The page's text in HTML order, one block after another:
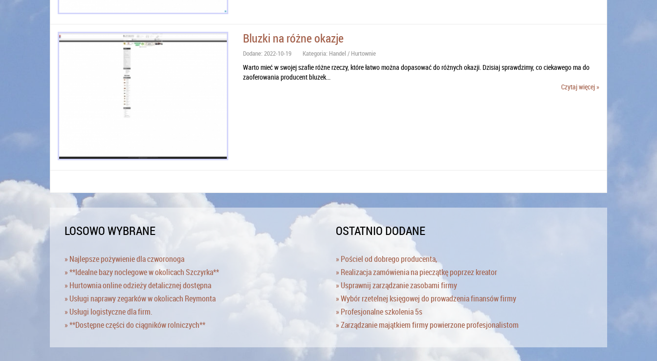
Bluzki na różne okazje
Dodane: 2022-10-19 Kategoria: Handel / Hurtownie
Warto mieć w swojej szafie różne rzeczy, które łatwo można dopasować do różnych okazji. Dzisiaj sprawdzimy, co ciekawego ma do
zaoferowania producent bluzek...
Czytaj więcej »
LOSOWO WYBRANE
» Najlepsze pożywienie dla czworonoga
» **Idealne bazy noclegowe w okolicach Szczyrka**
» Hurtownia online odzieży detalicznej dostępna
» Usługi naprawy zegarków w okolicach Reymonta
» Usługi logistyczne dla firm.
» **Dostępne części do ciągników rolniczych**
OSTATNIO DODANE
» Pościel od dobrego producenta,
» Realizacja zamówienia na pieczątkę poprzez kreator
» Usprawnij zarządzanie zasobami firmy
» Wybór rzetelnej księgowej do prowadzenia finansów firmy
» Profesjonalne szkolenia 5s
» Zarządzanie majątkiem firmy powierzone profesjonalistom